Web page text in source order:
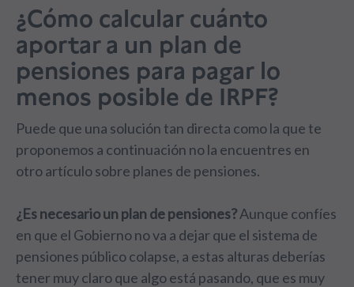
¿Cómo calcular cuánto
aportar a un plan de
pensiones para pagar lo
menos posible de IRPF?
Puede que una solución tan directa como la que te
proponemos a continuación no la encuentres en
otro artículo sobre planes de pensiones.
¿Es necesario un plan de pensiones?Aunque confíes
en que el Gobierno no va a dejar que el sistema de
pensiones público colapse, a estas alturas deberías
tener muy claro que algo está pasando, que es muy